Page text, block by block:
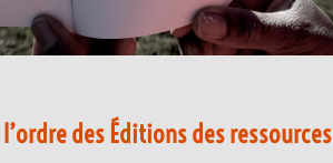
des Éditions des ressources